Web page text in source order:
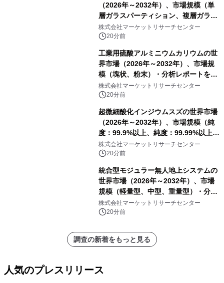
（2026年～2032年）、市場規模（単
層ガラスパーティション、複層ガラス
パーティション、その他）・分析レポ
ートを発表
株式会社マーケットリサーチセンター
20分前
工業用硫酸アルミニウムカリウムの世
界市場（2026年～2032年）、市場規
模（塊状、粉末）・分析レポートを発
表
株式会社マーケットリサーチセンター
20分前
超微細酸化インジウムスズの世界市場
（2026年～2032年）、市場規模（純
度：99.9%以上、純度：99.99%以上、
その他）・分析レポートを発表
株式会社マーケットリサーチセンター
20分前
統合型モジュラー無人地上システムの
世界市場（2026年～2032年）、市場
規模（軽量型、中型、重量型）・分析
レポートを発表
株式会社マーケットリサーチセンター
20分前
調査の新着をもっと見る
人気のプレスリリース